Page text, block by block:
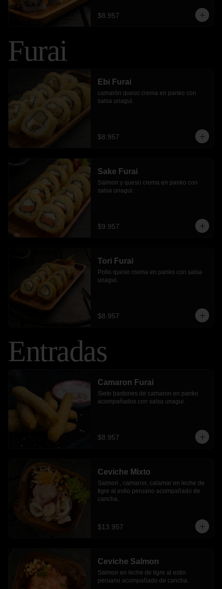
$8.957
Furai
Ebi Furai
camarón queso crema en panko con
salsa unagui.
$8.957
Sake Furai
Salmon y queso crema en panko con
salsa unagui.
$9.957
Tori Furai
Pollo queso crema en panko con salsa
unagui.
$8.957
Entradas
Camaron Furai
Siete bastones de camaron en panko
acompañados con salsa unagui.
$8.957
Ceviche Mixto
Salmon , camaron, calamar en leche de
tigre al estio peruano acompañado de
cancha.
$13.957
Ceviche Salmon
Salmon en leche de tigre al estio
peruano acompañado de cancha.